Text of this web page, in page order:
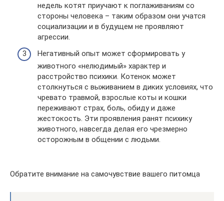
недель котят приучают к поглаживаниям со
стороны человека – таким образом они учатся
социализации и в будущем не проявляют
агрессии.
Негативный опыт может сформировать у
животного «нелюдимый» характер и
расстройство психики. Котенок может
столкнуться с выживанием в диких условиях, что
чревато травмой, взрослые коты и кошки
переживают страх, боль, обиду и даже
жестокость. Эти проявления ранят психику
животного, навсегда делая его чрезмерно
осторожным в общении с людьми.
Обратите внимание на самочувствие вашего питомца